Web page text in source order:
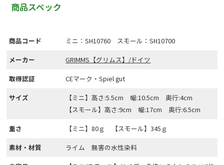
商品スペック
商品コード
ミニ：SH10760 スモール：SH10700
メーカー
GRIMMS【グリムス】/ドイツ
取得認証
CEマーク・Spiel gut
サイズ
【ミニ】高さ:5.5cm 幅:10.5cm 奥行:4cm
【スモール】高さ:9cm 幅:17cm 奥行:6.5cm
重さ
【ミニ】80ｇ 【スモール】345ｇ
素材・材質
ライム 無害の水性染料